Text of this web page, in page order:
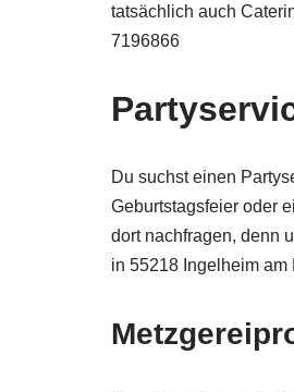
tatsächlich auch
7196866
Du suchst einen
Geburtstagsfeier oder
dort nachfragen, denn
in 55218 Ingelheim am